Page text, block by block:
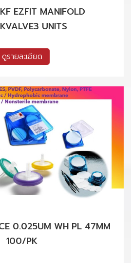
EZFIT MANIFOLD
UNITS
ดูรายละเอียด
0.025UM WH PL 47MM
100/PK